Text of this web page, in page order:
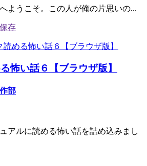
ようこそ。この人が俺の片思いの...
怖い話６【ブラウザ版】
部
アルに読める怖い話を詰め込みまし